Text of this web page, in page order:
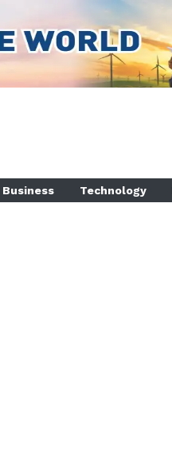
Business Technology